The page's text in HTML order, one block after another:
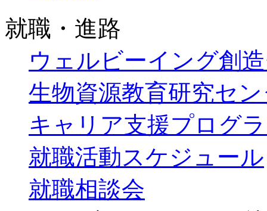
就職・進路
ウェルビーイング創
生物資源教育研究セ
キャリア支援プログ
就職活動スケジュール
就職相談会